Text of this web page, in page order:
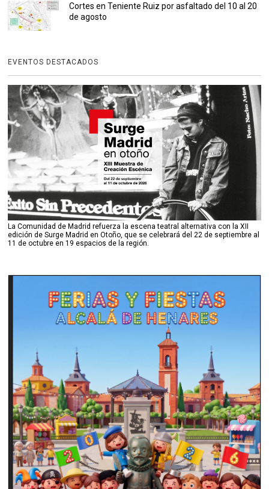
Cortes en Teniente Ruiz por asfaltado del 10 al 20
de agosto
EVENTOS DESTACADOS
La Comunidad de Madrid refuerza la escena teatral alternativa con la XII
edición de Surge Madrid en Otoño, que se celebrará del 22 de septiembre al
11 de octubre en 19 espacios de la región.